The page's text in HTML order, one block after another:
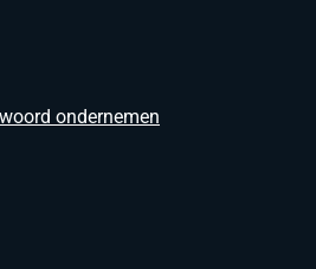
ondernemen